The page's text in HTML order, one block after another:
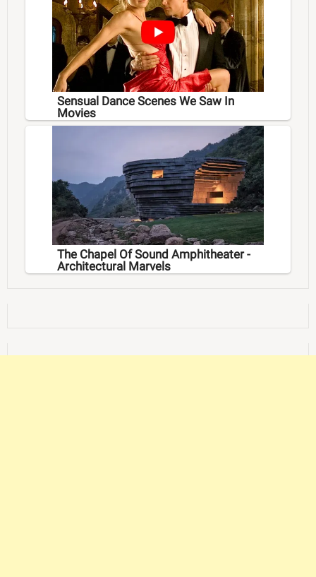
Sensual Dance Scenes We Saw In
Movies
The Chapel Of Sound Amphitheater -
Architectural Marvels